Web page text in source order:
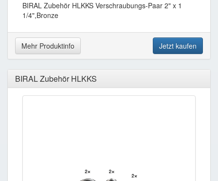
BIRAL Zubehör HLKKS Verschraubungs-Paar 2" x 1
1/4",Bronze
Mehr Produktinfo Jetzt kaufen
BIRAL Zubehör HLKKS